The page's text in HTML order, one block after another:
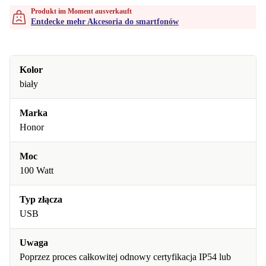
Produkt im Moment ausverkauft
Entdecke mehr Akcesoria do smartfonów
Kolor
biały
Marka
Honor
Moc
100 Watt
Typ złącza
USB
Uwaga
Poprzez proces całkowitej odnowy certyfikacja IP54 lub